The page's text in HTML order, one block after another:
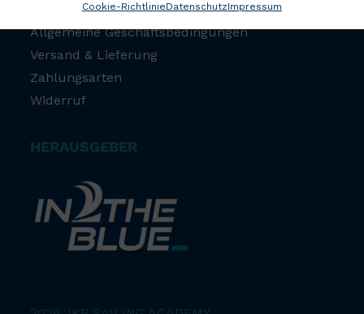
Cookie-RichtlinieDatenschutzImpressum
Cookie-Richtlinie
Allgemeine Geschäftsbedingungen
Versand & Lieferung
Zahlungsarten
Widerruf
HERAUSGEBER